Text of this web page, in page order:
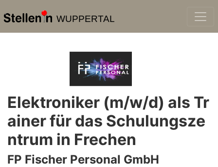
WUPPERTAL
Elektroniker (m/w/d) als Tr
ainer für das Schulungsze
ntrum in Frechen
FP Fischer Personal GmbH